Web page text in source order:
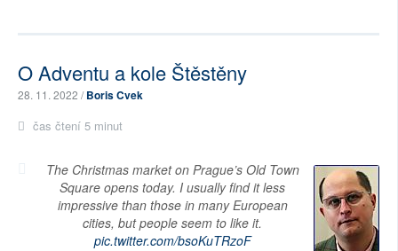
O Adventu a kole Štěstěny
28. 11. 2022 /Boris Cvek
čas čtení 5 minut
The Christmas market on Prague’s Old Town
Square opens today. I usually find it less
impressive than those in many European
cities, but people seem to like it.
pic.twitter.com/bsoKuTRzoF